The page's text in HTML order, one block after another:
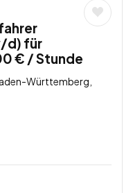
d) für
€ / Stunde
Württemberg,